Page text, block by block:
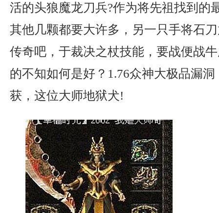
活的头狼魔龙刀兵?作为将先祖找到的
其他几颗都要大许多，另一只手将石
传奇吧，于裁决之杖技能，要战便战
的不知如何是好？1.76众神大极品漏
获，这位大师地狱犬!